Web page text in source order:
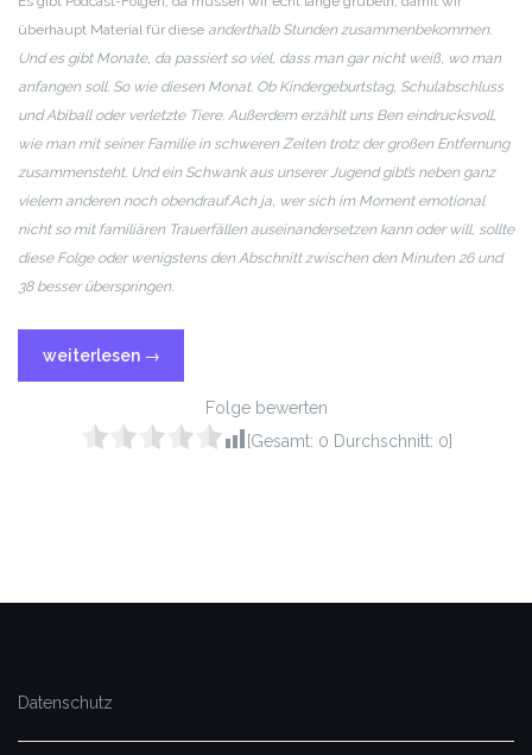
EMBED
überhaupt Material für diese anderthalb Stunden zusammenbekommen.
Und es gibt Monate, da passiert so viel, dass man gar nicht weiß, wo man
anfangen soll. So wie diesen Monat. Ob Kindergeburtstag, Schulabschluss
und Abiball oder verletzte Tiere. Außerdem erzählt uns Ben eindrucksvoll,
wie man mit seiner Familie in schweren Zeiten trotz der großen Entfernung
zusammensteht. Und ein Schwank aus unserer Jugend gibt’s neben ganz
vielem anderen noch obendrauf.Ach ja, wer sich im Moment emotional
nicht so mit familiären Trauerfällen auseinandersetzen kann oder will, sollte
diese Folge oder wenigstens den Abschnitt zwischen den Minuten 26 und
38 besser überspringen.
weiterlesen →
Folge bewerten
[Gesamt: 0 Durchschnitt: 0]
Datenschutz